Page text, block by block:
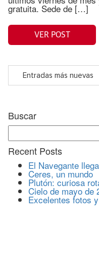
gratuita. Sede de […]
VER POST
Entradas más nuevas
Buscar
Search
for:
Recent Posts
El Navegante
Ceres, un mundo
Plutón: curiosa
Cielo de mayo de
Excelentes fotos